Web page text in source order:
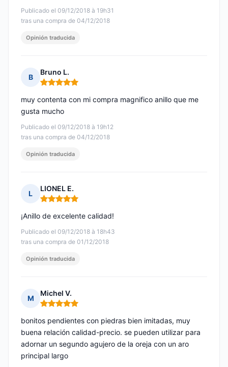
Publicado el 09/12/2018 à 19h31
tras una compra de 04/12/2018
Opinión traducida
B
Bruno L.
Nota: 5 de 5
Publicado el 09/12/2018 à 19h12
tras una compra de 04/12/2018
muy contenta con mi compra magnifico anillo que me
gusta mucho
Opinión traducida
L
LIONEL E.
Nota: 5 de 5
Publicado el 09/12/2018 à 18h43
tras una compra de 01/12/2018
¡Anillo de excelente calidad!
Opinión traducida
M
Michel V.
Nota: 5 de 5
bonitos pendientes con piedras bien imitadas, muy
buena relación calidad-precio. se pueden utilizar para
adornar un segundo agujero de la oreja con un aro
principal largo